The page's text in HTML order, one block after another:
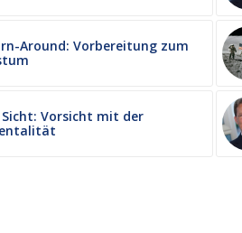
Around: Vorbereitung zum
Sicht: Vorsicht mit der